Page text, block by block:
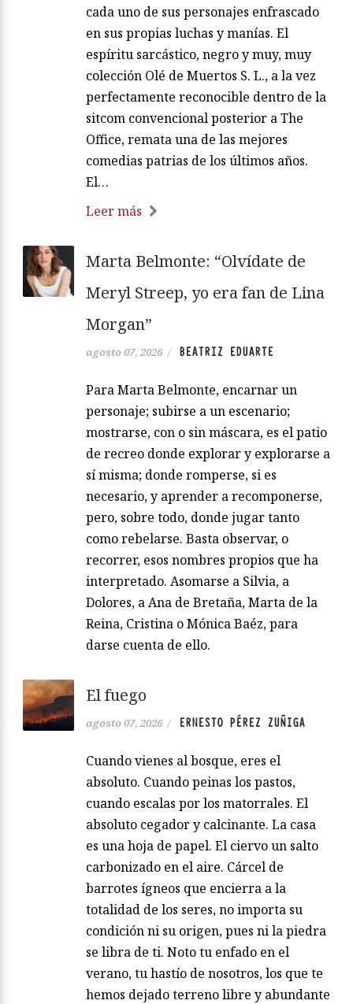
cada uno de sus personajes enfrascado
en sus propias luchas y manías. El
espíritu sarcástico, negro y muy, muy
colección Olé de Muertos S. L., a la vez
perfectamente reconocible dentro de la
sitcom convencional posterior a The
Office, remata una de las mejores
comedias patrias de los últimos años.
El…
Leer más
Marta Belmonte: “Olvídate de
Meryl Streep, yo era fan de Lina
Morgan”
agosto 07, 2026 / BEATRIZ EDUARTE
Para Marta Belmonte, encarnar un
personaje; subirse a un escenario;
mostrarse, con o sin máscara, es el patio
de recreo donde explorar y explorarse a
sí misma; donde romperse, si es
necesario, y aprender a recomponerse,
pero, sobre todo, donde jugar tanto
como rebelarse. Basta observar, o
recorrer, esos nombres propios que ha
interpretado. Asomarse a Silvia, a
Dolores, a Ana de Bretaña, Marta de la
Reina, Cristina o Mónica Baéz, para
darse cuenta de ello.
El fuego
agosto 07, 2026 / ERNESTO PÉREZ ZUÑIGA
Cuando vienes al bosque, eres el
absoluto. Cuando peinas los pastos,
cuando escalas por los matorrales. El
absoluto cegador y calcinante. La casa
es una hoja de papel. El ciervo un salto
carbonizado en el aire. Cárcel de
barrotes ígneos que encierra a la
totalidad de los seres, no importa su
condición ni su origen, pues ni la piedra
se libra de ti. Noto tu enfado en el
verano, tu hastío de nosotros, los que te
hemos dejado terreno libre y abundante